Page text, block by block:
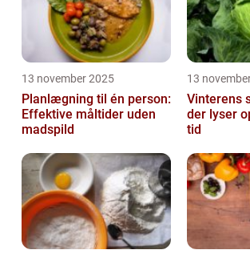
13 november 2025
Planlægning til én person:
Effektive måltider uden
madspild
13
Vinterens
der lyser
tid